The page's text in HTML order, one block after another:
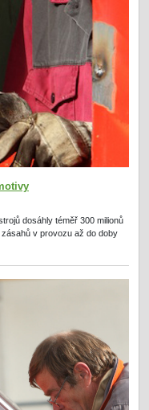
dosáhly téměř 300 milionů
v provozu až do doby